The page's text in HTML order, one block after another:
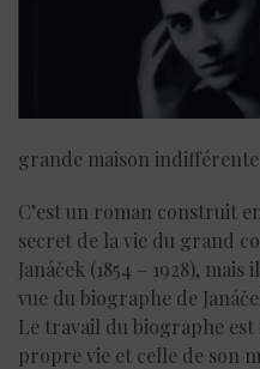
grande maison indifférente.
C’est un roman construit
secret de la vie du grand
Janáček (1854 – 1928),
vue du biographe de
Le travail du biographe
propre vie et celle de son